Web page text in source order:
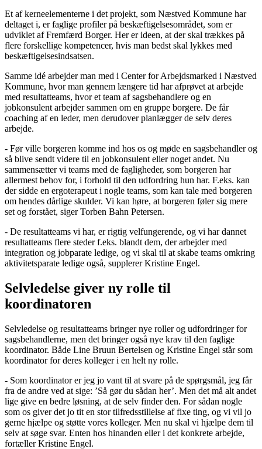
Et af kerneelementerne i det projekt, som Næstved Kommune har
deltaget i, er faglige profiler på beskæftigelsesområdet, som er
udviklet af Fremfærd Borger. Her er ideen, at der skal trækkes på
flere forskellige kompetencer, hvis man bedst skal lykkes med
beskæftigelsesindsatsen.
Samme idé arbejder man med i Center for Arbejdsmarked i Næstved
Kommune, hvor man gennem længere tid har afprøvet at arbejde
med resultatteams, hvor et team af sagsbehandlere og en
jobkonsulent arbejder sammen om en gruppe borgere. De får
coaching af en leder, men derudover planlægger de selv deres
arbejde.
- Før ville borgeren komme ind hos os og møde en sagsbehandler og
så blive sendt videre til en jobkonsulent eller noget andet. Nu
sammensætter vi teams med de fagligheder, som borgeren har
allermest behov for, i forhold til den udfordring hun har. F.eks. kan
der sidde en ergoterapeut i nogle teams, som kan tale med borgeren
om hendes dårlige skulder. Vi kan høre, at borgeren føler sig mere
set og forstået, siger Torben Bahn Petersen.
- De resultatteams vi har, er rigtig velfungerende, og vi har dannet
resultatteams flere steder f.eks. blandt dem, der arbejder med
integration og jobparate ledige, og vi skal til at skabe teams omkring
aktivitetsparate ledige også, supplerer Kristine Engel.
Selvledelse giver ny rolle til
koordinatoren
Selvledelse og resultatteams bringer nye roller og udfordringer for
sagsbehandlerne, men det bringer også nye krav til den faglige
koordinator. Både Line Bruun Bertelsen og Kristine Engel står som
koordinator for deres kolleger i en helt ny rolle.
- Som koordinator er jeg jo vant til at svare på de spørgsmål, jeg får
fra de andre ved at sige: ’Så gør du sådan her’. Men det må alt andet
lige give en bedre løsning, at de selv finder den. For sådan nogle
som os giver det jo tit en stor tilfredsstillelse af fixe ting, og vi vil jo
gerne hjælpe og støtte vores kolleger. Men nu skal vi hjælpe dem til
selv at søge svar. Enten hos hinanden eller i det konkrete arbejde,
fortæller Kristine Engel.